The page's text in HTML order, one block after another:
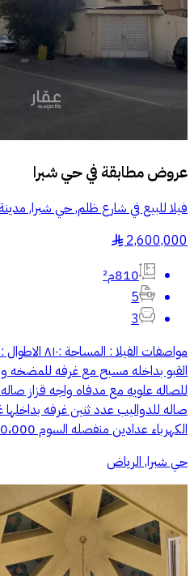
عروض مطابقة فيحي شبرا
فيلا للبيع في شارع ظلم, حي شبرا,
2,600,000
§
810م²
5
3
الكهرباء عدادين منفصله السوم 2،700،000 مليون السعر قابل للتفاوض البسيط ومعروضه ايضاً كأرض للمفاهمه ابو سعود
حي شبرا, الرياض